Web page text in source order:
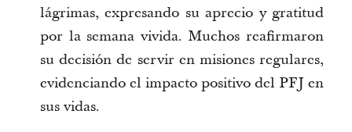
lágrimas, expresando su aprecio y gratitud
por la semana vivida. Muchos reafirmaron
su decisión de servir en misiones regulares,
evidenciando el impacto positivo del PFJ en
sus vidas.